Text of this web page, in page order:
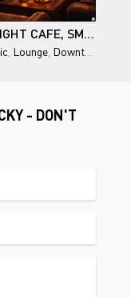
LATE NIGHT CAFE, SMOOTH LOUNGE & CHILL VIBES 2026 VOL.1
Lounge Downtempo
- DON'T